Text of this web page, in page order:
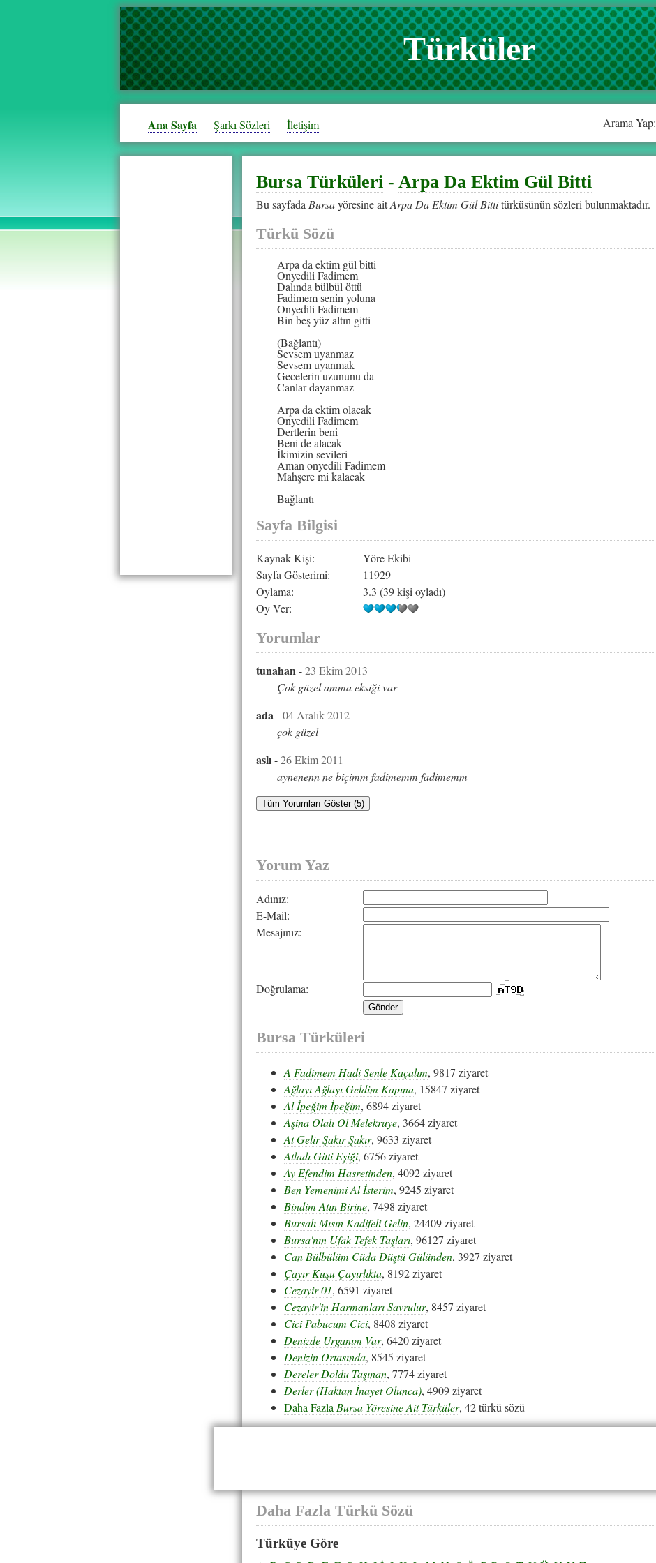
Türküler
Ana Sayfa Şarkı Sözleri İletişim Arama Yap:
Bursa Türküleri - Arpa Da Ektim Gül Bitti
Bu sayfadaBursayöresine aitArpa Da Ektim Gül Bittitürküsünün sözleri bulunmaktadır.
Türkü Sözü
Arpa da ektim gül bitti
Onyedili Fadimem
Dalında bülbül öttü
Fadimem senin yoluna
Onyedili Fadimem
Bin beş yüz altın gitti
(Bağlantı)
Sevsem uyanmaz
Sevsem uyanmak
Gecelerin uzununu da
Canlar dayanmaz
Arpa da ektim olacak
Onyedili Fadimem
Dertlerin beni
Beni de alacak
İkimizin sevileri
Aman onyedili Fadimem
Mahşere mi kalacak
Bağlantı
Sayfa Bilgisi
Kaynak Kişi:
Yöre Ekibi
Sayfa Gösterimi:
11929
Oylama:
3.3 (39 kişi oyladı)
Oy Ver:
Yorumlar
tunahan-23 Ekim 2013
Çok güzel amma eksiği var
ada-04 Aralık 2012
çok güzel
aslı-26 Ekim 2011
aynenenn ne biçimm fadimemm fadimemm
Tüm Yorumları Göster (5)
Yorum Yaz
Adınız:
E-Mail:
Mesajınız:
Doğrulama:
Bursa Türküleri
A Fadimem Hadi Senle Kaçalım, 9817 ziyaret
Ağlayı Ağlayı Geldim Kapına, 15847 ziyaret
Al İpeğim İpeğim, 6894 ziyaret
Aşina Olalı Ol Melekruye, 3664 ziyaret
At Gelir Şakır Şakır, 9633 ziyaret
Atladı Gitti Eşiği, 6756 ziyaret
Ay Efendim Hasretinden, 4092 ziyaret
Ben Yemenimi Al İsterim, 9245 ziyaret
Bindim Atın Birine, 7498 ziyaret
Bursalı Mısın Kadifeli Gelin, 24409 ziyaret
Bursa'nın Ufak Tefek Taşları, 96127 ziyaret
Can Bülbülüm Cüda Düştü Gülünden, 3927 ziyaret
Çayır Kuşu Çayırlıkta, 8192 ziyaret
Cezayir 01, 6591 ziyaret
Cezayir'in Harmanları Savrulur, 8457 ziyaret
Cici Pabucum Cici, 8408 ziyaret
Denizde Urganım Var, 6420 ziyaret
Denizin Ortasında, 8545 ziyaret
Dereler Doldu Taşınan, 7774 ziyaret
Derler (Haktan İnayet Olunca), 4909 ziyaret
Daha Fazla Bursa Yöresine Ait Türküler, 42 türkü sözü
Daha Fazla Türkü Sözü
Türküye Göre